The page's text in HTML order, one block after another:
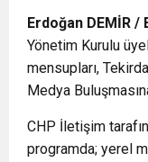
Erdoğan DEMİR /
Yönetim Kurulu
mensupları,
Medya
CHP İletişim
programda; yerel